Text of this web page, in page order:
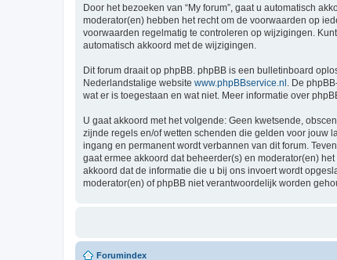
Door het bezoeken van “My forum”, gaat u automatisch
moderator(en) hebben het recht om de voorwaarden op
voorwaarden regelmatig te controleren op wijzigingen.
automatisch akkoord met de wijzigingen.
Dit forum draait op phpBB. phpBB is een bulletinboard
Nederlandstalige website www.phpBBservice.nl . De
wat er is toegestaan en wat niet. Meer informatie over
U gaat akkoord met het volgende: Geen kwetsende,
zijnde regels en/of wetten schenden die gelden voor jouw
ingang en permanent wordt verbannen van dit forum.
gaat ermee akkoord dat beheerder(s) en moderator(en)
akkoord dat de informatie die u bij ons invoert wordt
moderator(en) of phpBB niet verantwoordelijk worden
Forumindex